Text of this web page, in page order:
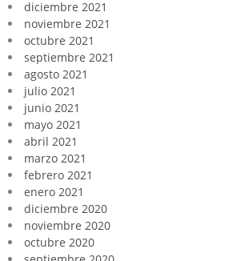
diciembre 2021
noviembre 2021
octubre 2021
septiembre 2021
agosto 2021
julio 2021
junio 2021
mayo 2021
abril 2021
marzo 2021
febrero 2021
enero 2021
diciembre 2020
noviembre 2020
octubre 2020